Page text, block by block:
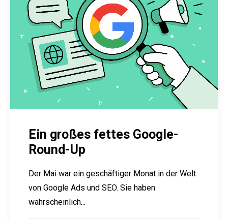
Ein großes fettes Google-
Round-Up
Der Mai war ein geschäftiger Monat in der Welt
von Google Ads und SEO. Sie haben
wahrscheinlich...